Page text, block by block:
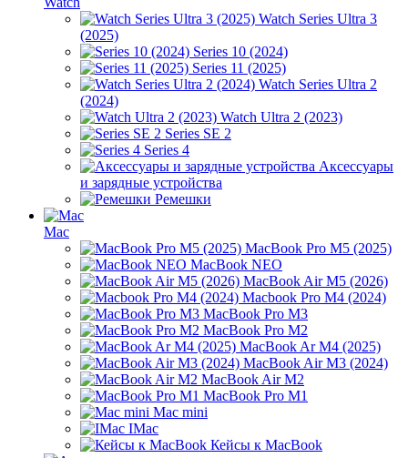
Watch Series Ultra 3
(2025)
Series 10 (2024)
Series 11 (2025)
Watch Series Ultra 2
(2024)
Watch Ultra 2 (2023)
Series SE 2
Series 4
Аксессуары
и зарядные устройства
Ремешки
Mac
MacBook Pro M5 (2025)
MacBook NEO
MacBook Air M5 (2026)
Macbook Pro M4 (2024)
MacBook Pro M3
MacBook Pro M2
MacBook Ar M4 (2025)
MacBook Air M3 (2024)
MacBook Air M2
MacBook Pro M1
Mac mini
IMac
Кейсы к MacBook